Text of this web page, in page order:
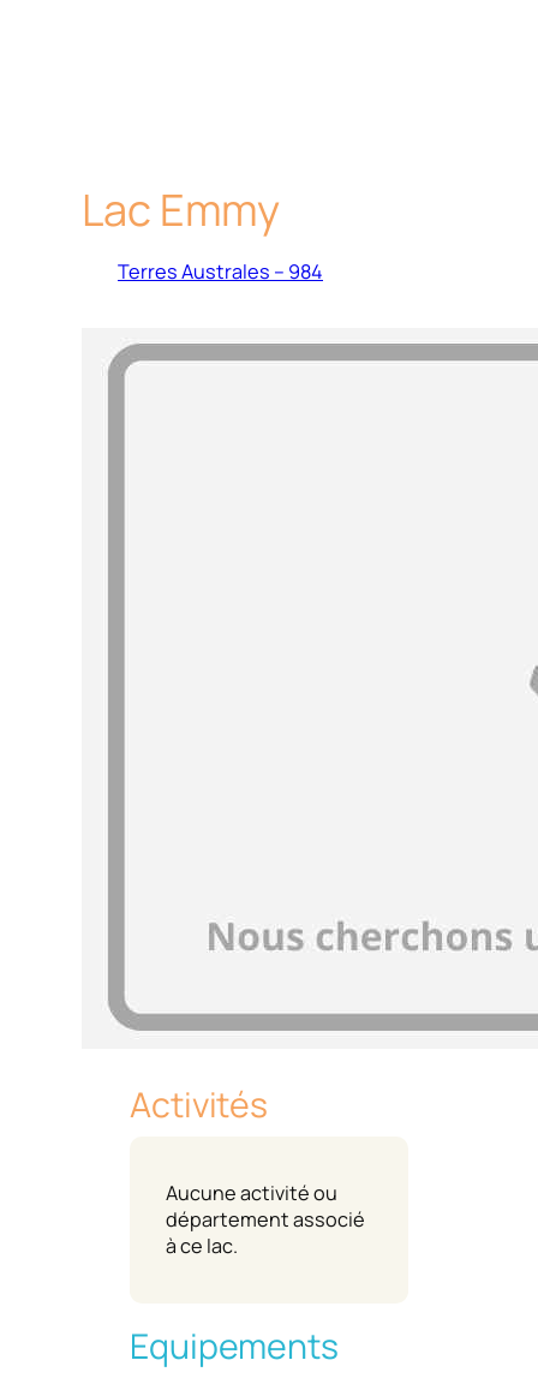
Lac Emmy
Terres Australes – 984
Activités
Aucune activité ou
département associé
à ce lac.
Equipements